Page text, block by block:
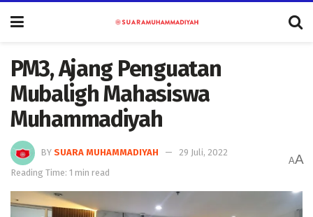
PM3, Ajang Penguatan
Mubaligh Mahasiswa
Muhammadiyah
BY SUARA MUHAMMADIYAH
29 Juli, 2022
Reading Time: 1 min read
AA